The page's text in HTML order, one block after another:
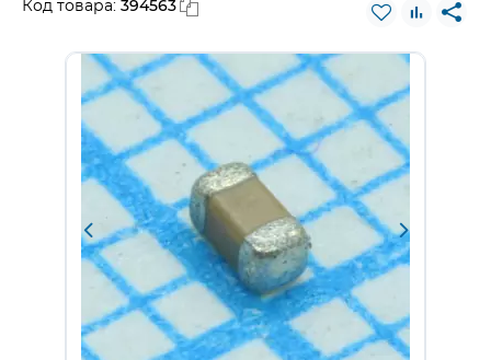
Код товара: 394563